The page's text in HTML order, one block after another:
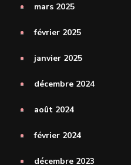
mars 2025
février 2025
janvier 2025
décembre 2024
août 2024
février 2024
décembre 2023